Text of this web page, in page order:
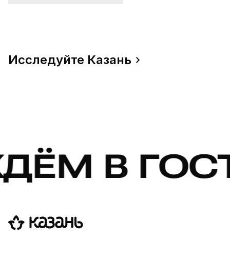
Исследуйте Казань
ГОСТИ!